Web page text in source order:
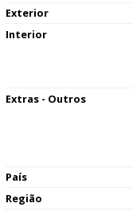
Exterior
Interior
Extras - Outros
País
Região